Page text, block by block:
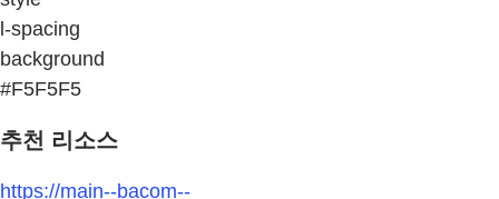
l-spacing
background
#F5F5F5
추천 리소스
https://main--bacom--